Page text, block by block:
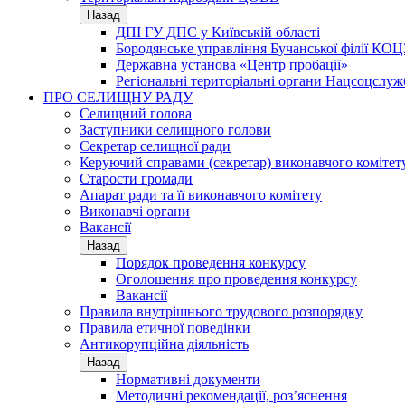
Назад
ДПІ ГУ ДПС у Київській області
Бородянське управління Бучанської філії
Державна установа «Центр пробації»
Регіональні територіальні органи
ПРО СЕЛИЩНУ РАДУ
Селищний голова
Заступники селищного голови
Секретар селищної ради
Керуючий справами (секретар) виконавчого
Старости громади
Апарат ради та її виконавчого комітету
Виконавчі органи
Вакансії
Назад
Порядок проведення конкурсу
Оголошення про проведення конкурсу
Вакансії
Правила внутрішнього трудового розпорядку
Правила етичної поведінки
Антикорупційна діяльність
Назад
Нормативні документи
Методичні рекомендації, роз’яснення